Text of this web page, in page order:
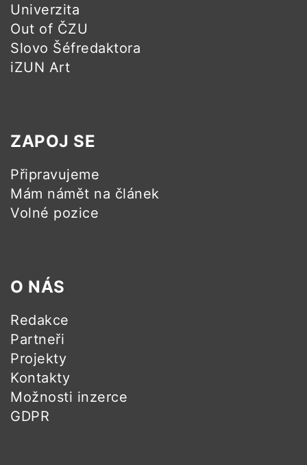
Univerzita
Out of ČZU
Slovo Šéfredaktora
iZUN Art
ZAPOJ SE
Připravujeme
Mám námět na článek
Volné pozice
O NÁS
Redakce
Partneři
Projekty
Kontakty
Možnosti inzerce
GDPR